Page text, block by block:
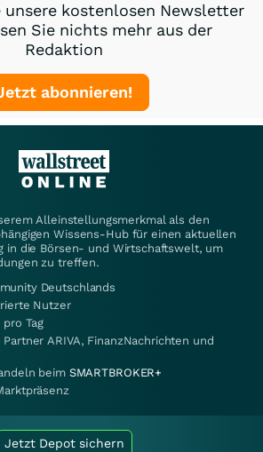
unsere kostenlosen Newsletter
Sie nichts mehr aus der
Redaktion
abonnieren!
Alleinstellungsmerkmal als den
Wissens-Hub für einen aktuellen
in die Börsen- und Wirtschaftswelt, um
zu treffen.
Deutschlands
Nutzer
Tag
Partner ARIVA, FinanzNachrichten und
beim SMARTBROKER+
Jetzt Depot sichern